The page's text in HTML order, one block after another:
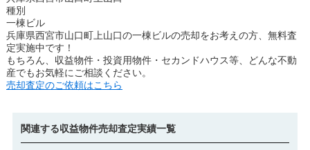
種別
一棟ビル
兵庫県西宮市山口町上山口の一棟ビルの売却をお考えの方、無料査
定実施中です！
もちろん、収益物件・投資用物件・セカンドハウス等、どんな不動
産でもお気軽にご相談ください。
売却査定のご依頼はこちら
関連する収益物件売却査定実績一覧